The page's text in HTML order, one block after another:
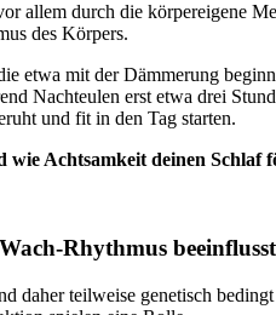
allem durch die körpereigene
des Körpers.
etwa mit der Dämmerung
Nachteulen erst etwa drei
und fit in den Tag starten.
wie Achtsamkeit deinen
Rhythmus beeinflusst
daher teilweise genetisch